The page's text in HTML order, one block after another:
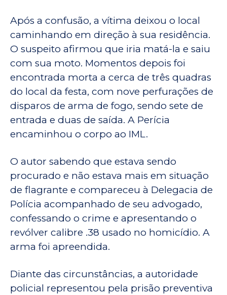
Após a confusão, a vítima deixou o local
caminhando em direção à sua residência.
O suspeito afirmou que iria matá-la e saiu
com sua moto. Momentos depois foi
encontrada morta a cerca de três quadras
do local da festa, com nove perfurações de
disparos de arma de fogo, sendo sete de
entrada e duas de saída. A Perícia
encaminhou o corpo ao IML.
O autor sabendo que estava sendo
procurado e não estava mais em situação
de flagrante e compareceu à Delegacia de
Polícia acompanhado de seu advogado,
confessando o crime e apresentando o
revólver calibre .38 usado no homicídio. A
arma foi apreendida.
Diante das circunstâncias, a autoridade
policial representou pela prisão preventiva